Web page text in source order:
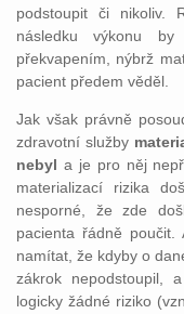
podstoupit či nikoliv.
následku výkonu
překvapením, nýbrž
pacient předem věděl.
Jak však právně
zdravotní služby
nebyl a je pro něj
materializací rizika
nesporné, že zde
pacienta řádně
namítat, že kdyby o
zákrok nepodstoupil,
logicky žádné riziko